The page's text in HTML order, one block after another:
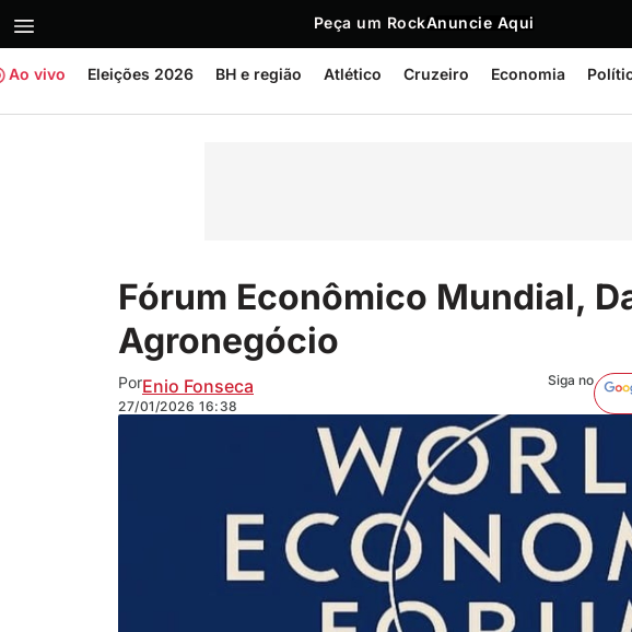
Peça um RockAnuncie Aqui
Ao vivo Eleições 2026 BH e região Atlético Cruzeiro Economia
Fórum Econômico Mundial,
Agronegócio
PorEnio Fonseca
27/01/2026 16:38
Siga no